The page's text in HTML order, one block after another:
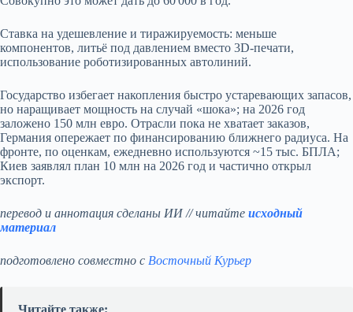
Ставка на удешевление и тиражируемость: меньше
компонентов, литьё под давлением вместо 3D‑печати,
использование роботизированных автолиний.
Государство избегает накопления быстро устаревающих запасов,
но наращивает мощность на случай «шока»; на 2026 год
заложено 150 млн евро. Отрасли пока не хватает заказов,
Германия опережает по финансированию ближнего радиуса. На
фронте, по оценкам, ежедневно используются ~15 тыс. БПЛА;
Киев заявлял план 10 млн на 2026 год и частично открыл
экспорт.
перевод и аннотация сделаны ИИ // читайте исходный
материал
подготовлено совместно с Восточный Курьер
Читайте также: